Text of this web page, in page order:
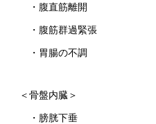
・腹直筋離開
・腹筋群過緊張
・胃腸の不調
＜骨盤内臓＞
・膀胱下垂